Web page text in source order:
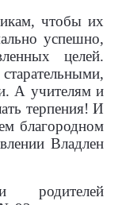
чтобы их
успешно,
целей.
А учителям и
терпения! И
благородном
Владлен
родителей